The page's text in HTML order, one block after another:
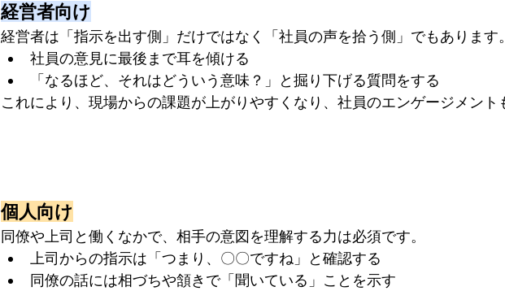
経営者向け
経営者は「指示を出す側」だけではなく「社員の声を拾う側」でもあります。
社員の意見に最後まで耳を傾ける
「なるほど、それはどういう意味？」と掘り下げる質問をする
これにより、現場からの課題が上がりやすくなり、社員のエンゲージメント
個人向け
同僚や上司と働くなかで、相手の意図を理解する力は必須です。
上司からの指示は「つまり、〇〇ですね」と確認する
同僚の話には相づちや頷きで「聞いている」ことを示す